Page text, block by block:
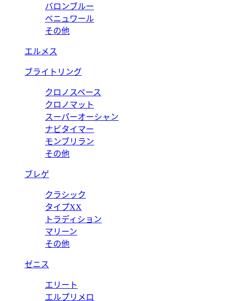
バロンブルー
ベニュワール
その他
エルメス
ブライトリング
クロノスペース
クロノマット
スーパーオーシャン
ナビタイマー
モンブリラン
その他
ブレゲ
クラシック
タイプXX
トラディション
マリーン
その他
ゼニス
エリート
エルプリメロ